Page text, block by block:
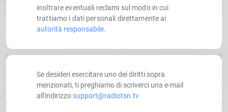
Strade Zitte, punta a promuovere una mobilità più sostenibile, il
turismo lento e una nuova relazione con il territorio.
Il percorso si sviluppa lungo un anello di oltre 1.200 chilometri
suddiviso in 12 tappe e collega tutti i capoluoghi lombardi
attraverso strade secondarie, ciclovie e percorsi lontani dal
traffico intenso. Un itinerario che attraversa città d’arte, borghi
storici, laghi, montagne, vigneti e campagne, offrendo ai
cicloturisti la possibilità di scoprire la Lombardia da una
inoltrare eventuali reclami sul modo in cui
trattiamo i dati personali direttamente ai
autorità responsabile.
Se desideri esercitare uno dei diritti sopra
menzionati, ti preghiamo di scriverci una e-mail
all'indirizzo support@radiotsn.tv